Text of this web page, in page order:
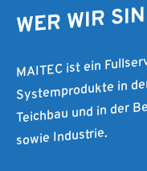
WER WIR
MAITEC ist ein
Systemprodukte in
Teichbau und in der
sowie Industrie.